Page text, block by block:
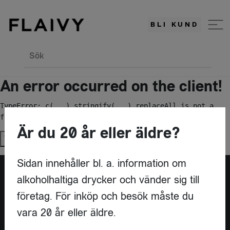
BLI KUND
Sök
An error occurred on the client!
TypeError: c(...).stringify(...).replaceAll is not a
function
Try again
Är du leverantör?
Är du 20 år eller äldre?
Sidan innehåller bl. a. information om
alkoholhaltiga drycker och vänder sig till
företag. För inköp och besök måste du
vara 20 år eller äldre.